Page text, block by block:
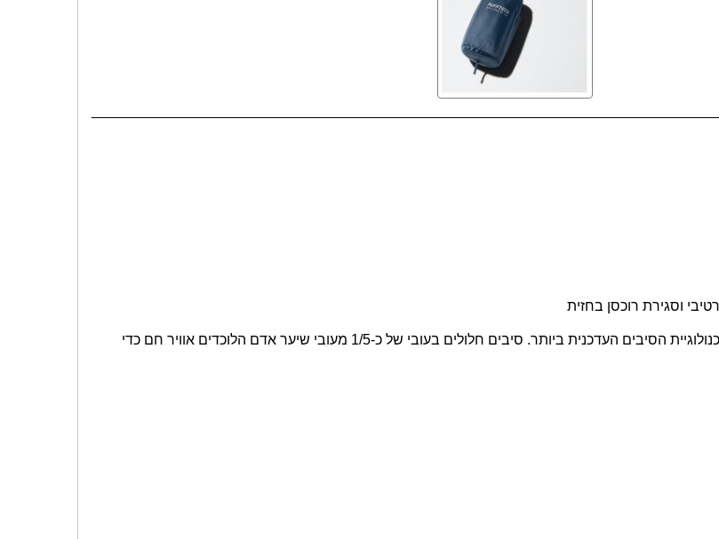
וסגירת רוכסן בחזית
' קל משקל, חם ובעל ביצועים גבוהים, עשוי מטכנולוגיית הסיבים העדכנית ביותר. סיבים חלולים בעובי של כ-1/5 מעובי שיער אדם הלוכדים אוויר חם כדי